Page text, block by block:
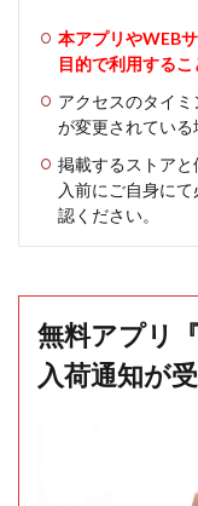
本アプリやWEB
目的で利用するこ
アクセスのタイ
が変更されている
掲載するストア
入前にご自身に
認ください。
無料アプリ
入荷通知が